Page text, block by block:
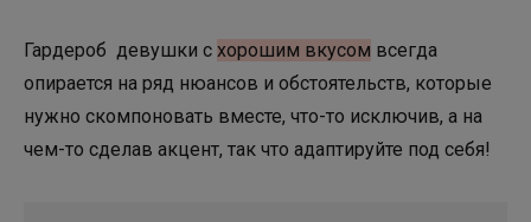
Гардероб девушки с хорошим вкусом всегда
опирается на ряд нюансов и обстоятельств, которые
нужно скомпоновать вместе, что-то исключив, а на
чем-то сделав акцент, так что адаптируйте под себя!